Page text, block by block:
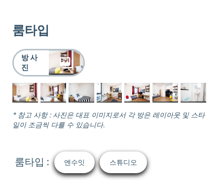
룸타입
방 사
진
* 참고 사항 : 사진은 대표 이미지로서 각 방은 레이아웃 및 스타
일이 조금씩 다를 수 있습니다.
룸타입 : 엔수잇 스튜디오